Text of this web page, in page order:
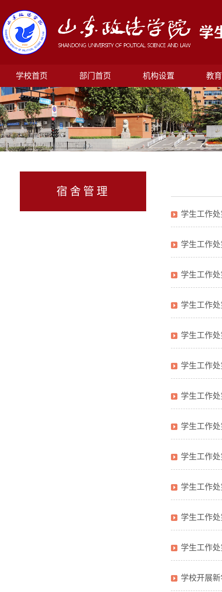
学校首页 部门首页 机构设置 教
宿舍管理
学生工作
学生工作
学生工作
学生工作
学生工作
学生工作
学生工作
学生工作
学生工作
学生工作
学生工作
学生工作
学校开展